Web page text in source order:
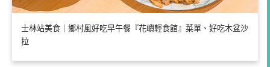
士林站美食｜鄉村風好吃早午餐『花嶼輕食館』菜單、好吃木盆沙
拉